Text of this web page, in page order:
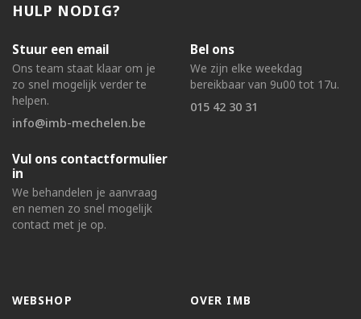
HULP NODIG?
Stuur een email
Ons team staat klaar om je
zo snel mogelijk verder te
helpen.
info@imb-mechelen.be
Bel ons
We zijn elke weekdag
bereikbaar van 9u00 tot 17u.
015 42 30 31
Vul ons contactformulier
in
We behandelen je aanvraag
en nemen zo snel mogelijk
contact met je op.
WEBSHOP OVER IMB